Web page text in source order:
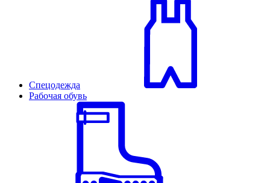
Спецодежда
Рабочая обувь